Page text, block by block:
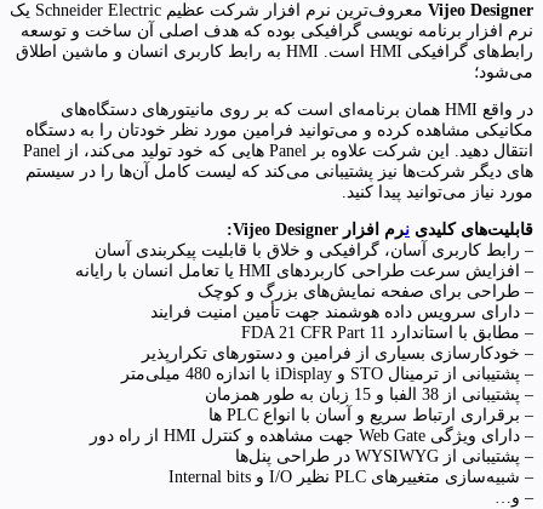
Vijeo Designer
معروف‌ترین نرم افزار شرکت عظیم Schneider Electric یک
نرم افزار برنامه نویسی گرافیکی بوده که هدف اصلی آن ساخت و توسعه
رابط‌های گرافیکی HMI است. HMI به رابط کاربری انسان و ماشین اطلاق
می‌شود؛
در واقع HMI همان برنامه‌ای است که بر روی مانیتورهای دستگاه‌های
مکانیکی مشاهده کرده و می‌توانید فرامین مورد نظر خودتان را به دستگاه
انتقال دهید. این شرکت علاوه بر Panel هایی که خود تولید می‌کند، از Panel
های دیگر شرکت‌ها نیز پشتیبانی می‌کند که لیست کامل آن‌ها را در سیستم
مورد نیاز می‌توانید پیدا کنید.
قابلیت‌های کلیدی نرم افزار Vijeo Designer:
– رابط کاربری آسان، گرافیکی و خلاق با قابلیت پیکربندی آسان
– افزایش سرعت طراحی کاربردهای HMI یا تعامل انسان با رایانه
– طراحی برای صفحه نمایش‌های بزرگ و کوچک
– دارای سرویس داده هوشمند جهت تأمین امنیت فرایند
– مطابق با استاندارد FDA 21 CFR Part 11
– خودکارسازی بسیاری از فرامین و دستورهای تکرارپذیر
– پشتیبانی از ترمینال STO و iDisplay با اندازه 480 میلی‌متر
– پشتیبانی از 38 الفبا و 15 زبان به طور همزمان
– برقراری ارتباط سریع و آسان با انواع PLC ها
– دارای ویژگی Web Gate جهت مشاهده و کنترل HMI از راه دور
– پشتیبانی از WYSIWYG در طراحی پنل‌ها
– شبیه‌سازی متغییرهای PLC نظیر I/O و Internal bits
– و…